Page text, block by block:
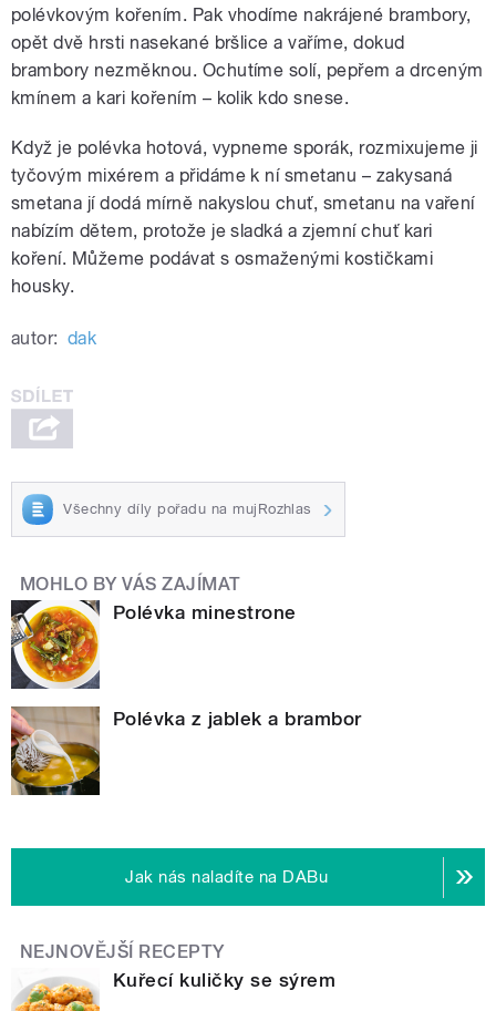
polévkovým kořením. Pak vhodíme nakrájené brambory,
opět dvě hrsti nasekané bršlice a vaříme, dokud
brambory nezměknou. Ochutíme solí, pepřem a drceným
kmínem a kari kořením – kolik kdo snese.
Když je polévka hotová, vypneme sporák, rozmixujeme ji
tyčovým mixérem a přidáme k ní smetanu – zakysaná
smetana jí dodá mírně nakyslou chuť, smetanu na vaření
nabízím dětem, protože je sladká a zjemní chuť kari
koření. Můžeme podávat s osmaženými kostičkami
housky.
autor: dak
Všechny díly pořadu na mujRozhlas
MOHLO BY VÁS ZAJÍMAT
Polévka minestrone
Polévka z jablek a brambor
Jak nás naladíte na DABu
NEJNOVĚJŠÍ RECEPTY
Kuřecí kuličky se sýrem